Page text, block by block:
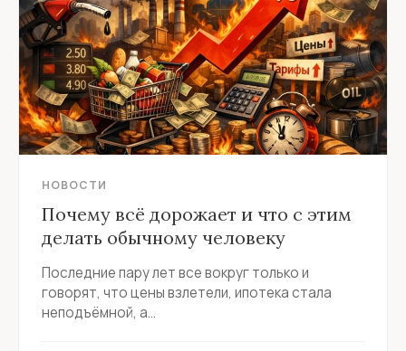
НОВОСТИ
Почему всё дорожает и что с этим
делать обычному человеку
Последние пару лет все вокруг только и
говорят, что цены взлетели, ипотека стала
неподъёмной, а...